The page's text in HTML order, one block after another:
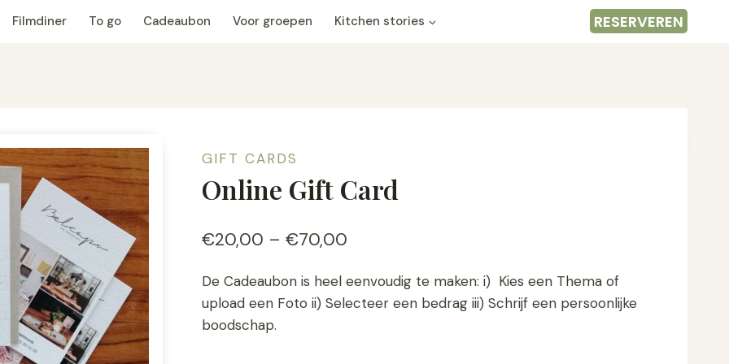
Filmdiner To go Cadeaubon Voor groepen Kitchen stories RESERVEREN
GIFT CARDS
Online Gift Card
€20,00 – €70,00Price
€20,00
De Cadeaubon is heel eenvoudig te maken: i) Kies een Thema of
upload een Foto ii) Selecteer een bedrag iii) Schrijf een persoonlijke
boodschap.